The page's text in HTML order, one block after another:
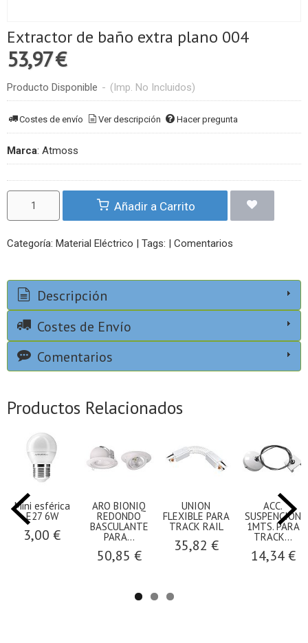
Extractor de baño extra plano 004
53,97 €
Producto Disponible - (Imp. No Incluidos)
Costes de envío Ver descripción Hacer pregunta
Marca: Atmoss
Añadir a Carrito
Categoría: Material Eléctrico | Tags: | Comentarios
Descripción
Costes de Envío
Comentarios
Productos Relacionados
Mini esférica
E27 6W
3,00 €
ARO BIONIQ
REDONDO
BASCULANTE
PARA...
50,85 €
UNION
FLEXIBLE PARA
TRACK RAIL
35,82 €
ACC.
SUSPENCION
1MTS. PARA
TRACK...
14,34 €